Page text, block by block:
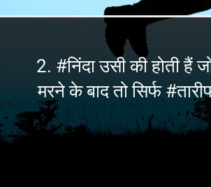
2. #निंदा उसी की होती हैं
मरने के बाद तो सिर्फ